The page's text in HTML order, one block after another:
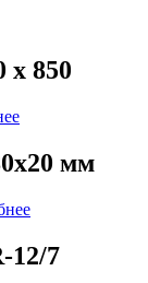
x 850
мм
12/7